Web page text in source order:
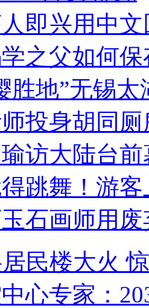
即兴用中
之父如何
胜地”无锡
投身胡同
访大陆台
跳舞！游客
石画师用
居民楼大火
心专家：